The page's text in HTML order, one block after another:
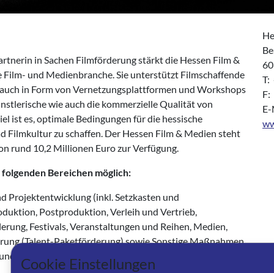
in Sachen Filmförderung stärkt die Hessen Film &
Film- und Medienbranche. Sie unterstützt Filmschaffende
in Form von Vernetzungsplattformen und Workshops
wie auch die kommerzielle Qualität von
ist es, optimale Bedingungen für die hessische
Filmkultur zu schaffen. Der Hessen Film & Medien steht
rund 10,2 Millionen Euro zur Verfügung.
Bereichen möglich:
Projektentwicklung (inkl. Setzkasten und
Postproduktion, Verleih und Vertrieb,
Festivals, Veranstaltungen und Reihen, Medien,
(Talent-Paketförderung) sowie Sonstige Maßnahmen
Branchenqualifizierung (
T:
F:
Cookie Einstellungen